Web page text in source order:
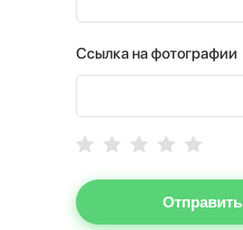
Ссылка на фотографии
Отправить